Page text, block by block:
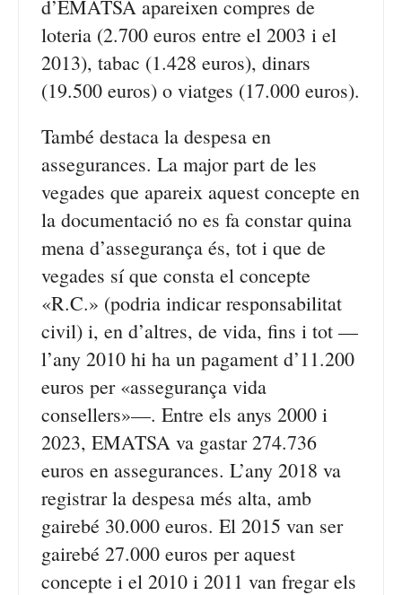
d’EMATSA apareixen compres de
loteria (2.700 euros entre el 2003 i el
2013), tabac (1.428 euros), dinars
(19.500 euros) o viatges (17.000 euros).
També destaca la despesa en
assegurances. La major part de les
vegades que apareix aquest concepte en
la documentació no es fa constar quina
mena d’assegurança és, tot i que de
vegades sí que consta el concepte
«R.C.» (podria indicar responsabilitat
civil) i, en d’altres, de vida, fins i tot —
l’any 2010 hi ha un pagament d’11.200
euros per «assegurança vida
consellers»—. Entre els anys 2000 i
2023, EMATSA va gastar 274.736
euros en assegurances. L’any 2018 va
registrar la despesa més alta, amb
gairebé 30.000 euros. El 2015 van ser
gairebé 27.000 euros per aquest
concepte i el 2010 i 2011 van fregar els